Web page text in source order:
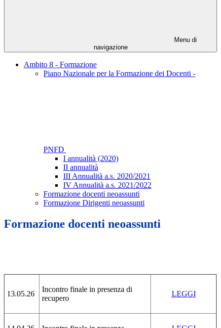
Menu di
navigazione
Ambito 8 - Formazione
Piano Nazionale per la Formazione dei Docenti -
PNFD
I annualità (2020)
II annualità
III Annualità a.s. 2020/2021
IV Annualità a.s. 2021/2022
Formazione docenti neoassunti
Formazione Dirigenti neoassunti
Formazione docenti neoassunti
13.05.26
Incontro finale in presenza di
recupero
LEGGI